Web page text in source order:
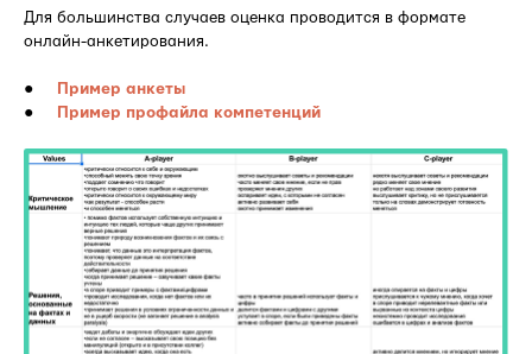
Для большинства случаев оценка проводится в формате
онлайн-анкетирования.
●
Пример анкеты
●
Пример профайла компетенций